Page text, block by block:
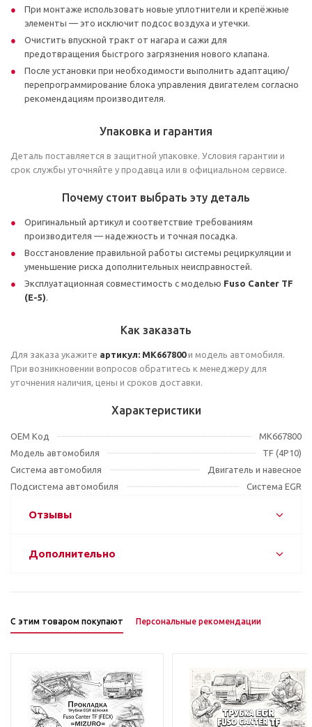
При монтаже использовать новые уплотнители и крепёжные
элементы — это исключит подсос воздуха и утечки.
Очистить впускной тракт от нагара и сажи для
предотвращения быстрого загрязнения нового клапана.
После установки при необходимости выполнить адаптацию/
перепрограммирование блока управления двигателем согласно
рекомендациям производителя.
Упаковка и гарантия
Деталь поставляется в защитной упаковке. Условия гарантии и
срок службы уточняйте у продавца или в официальном сервисе.
Почему стоит выбрать эту деталь
Оригинальный артикул и соответствие требованиям
производителя — надежность и точная посадка.
Восстановление правильной работы системы рециркуляции и
уменьшение риска дополнительных неисправностей.
Эксплуатационная совместимость с моделью Fuso Canter TF
(E-5).
Как заказать
Для заказа укажите артикул: MK667800и модель автомобиля.
При возникновении вопросов обратитесь к менеджеру для
уточнения наличия, цены и сроков доставки.
Характеристики
OEM Код
MK667800
Модель автомобиля
TF (4P10)
Система автомобиля
Двигатель и навесное
Подсистема автомобиля
Система EGR
Отзывы
Дополнительно
С этим товаром покупают Персональные рекомендации